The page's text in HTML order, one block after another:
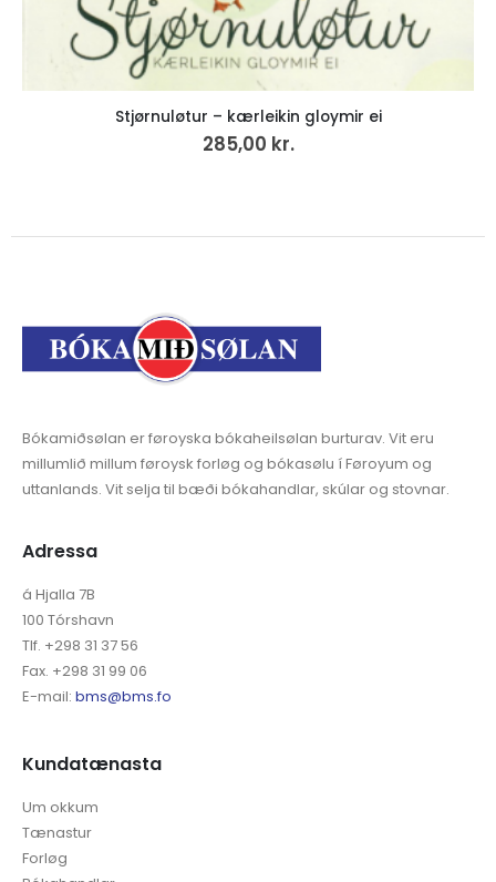
Stjørnuløtur – kærleikin gloymir ei
285,00 kr.
Bókamiðsølan er føroyska bókaheilsølan burturav. Vit eru
millumlið millum føroysk forløg og bókasølu í Føroyum og
uttanlands. Vit selja til bæði bókahandlar, skúlar og stovnar.
Adressa
á Hjalla 7B
100 Tórshavn
Tlf. +298 31 37 56
Fax. +298 31 99 06
E-mail: bms@bms.fo
Kundatænasta
Um okkum
Tænastur
Forløg